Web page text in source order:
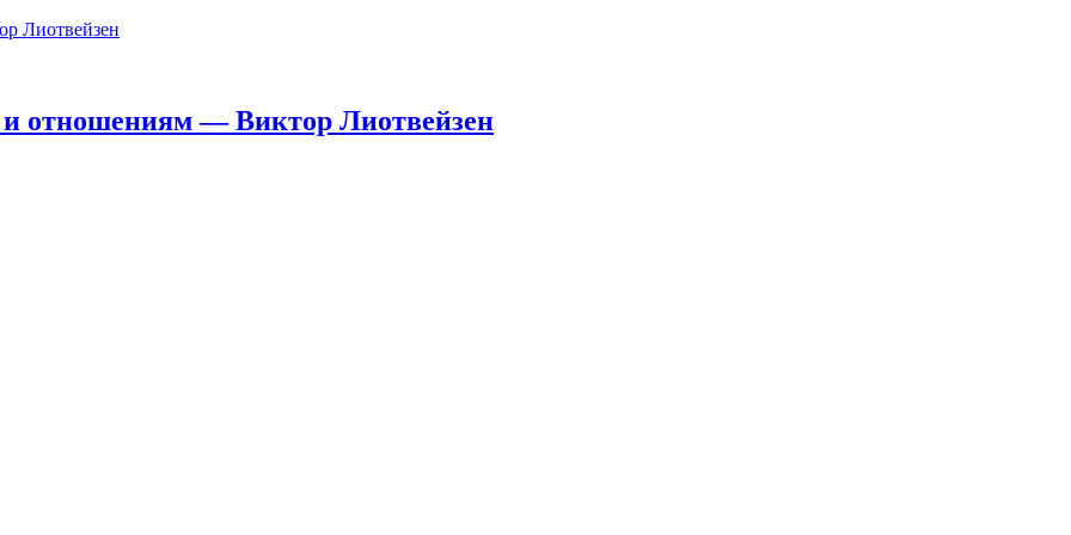
Лиотвейзен
отношениям — Виктор Лиотвейзен